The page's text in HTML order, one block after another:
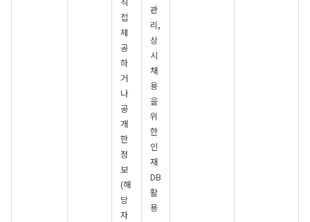
접
제
공
하
거
나
공
개
한
정
보
(해
당
자
관
리,
상
시
채
용
을
위
한
인
재
DB
활
용